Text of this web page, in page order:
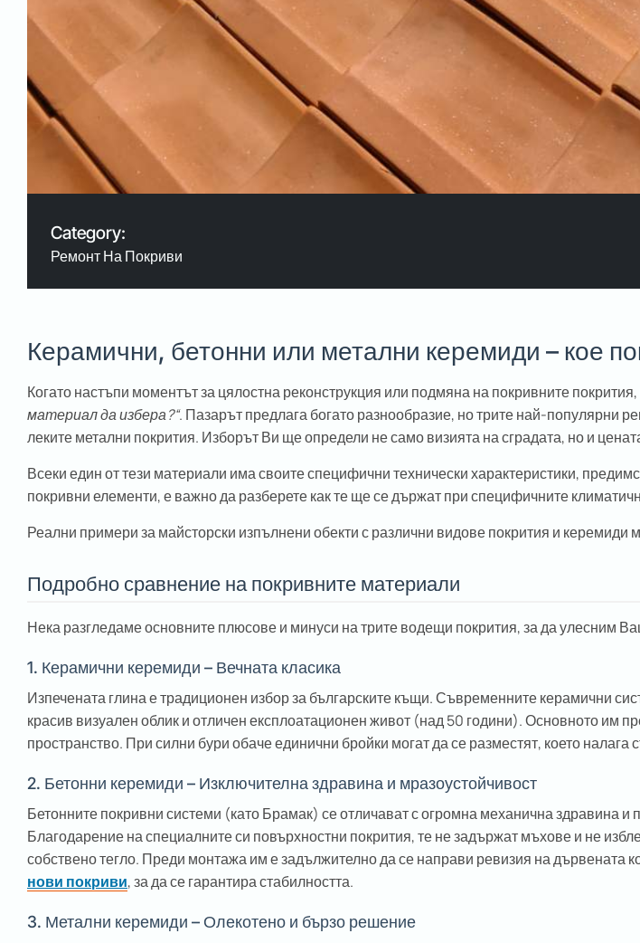
Category:
Ремонт На Покриви
Керамични, бетонни или метални керемиди – кое
Когато настъпи моментът за цялостна реконструкция или подмяна на покривните
материал да избера?“. Пазарът предлага богато разнообразие, но трите най-популярни
леките метални покрития. Изборът Ви ще определи не само визията на сградата, но и
Всеки един от тези материали има своите специфични технически характеристики,
покривни елементи, е важно да разберете как те ще се държат при специфичните
Реални примери за майсторски изпълнени обекти с различни видове покрития и керемиди
Подробно сравнение на покривните материали
Нека разгледаме основните плюсове и минуси на трите водещи покрития, за да улесним
1. Керамични керемиди – Вечната класика
Изпечената глина е традиционен избор за българските къщи. Съвременните керамични
красив визуален облик и отличен експлоатационен живот (над 50 години). Основното им
пространство. При силни бури обаче единични бройки могат да се разместят, което налага
2. Бетонни керемиди – Изключителна здравина и мразоустойчивост
Бетонните покривни системи (като Брамак) се отличават с огромна механична здравина
Благодарение на специалните си повърхностни покрития, те не задържат мъхове и не
собствено тегло. Преди монтажа им е задължително да се направи ревизия на дървената
нови покриви, за да се гарантира стабилността.
3. Метални керемиди – Олекотено и бързо решение